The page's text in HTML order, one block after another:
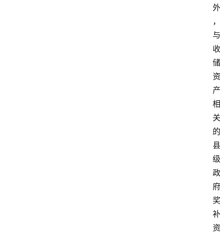
外
，
与
收
储
资
产
相
关
的
县
级
政
府
奖
补
资